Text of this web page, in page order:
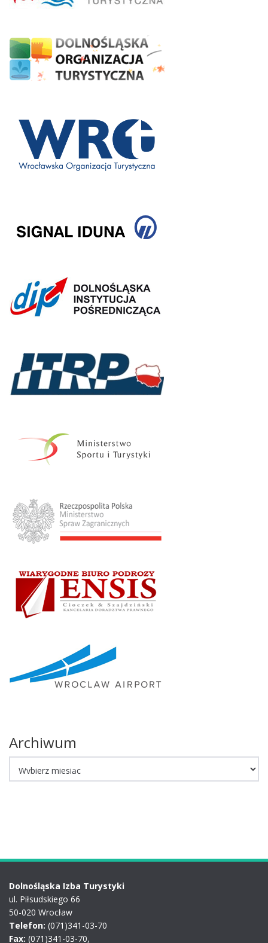
Archiwum
Dolnośląska Izba Turystyki
ul. Piłsudskiego 66
50-020 Wrocław
Telefon: (071)341-03-70
Fax: (071)341-03-70,